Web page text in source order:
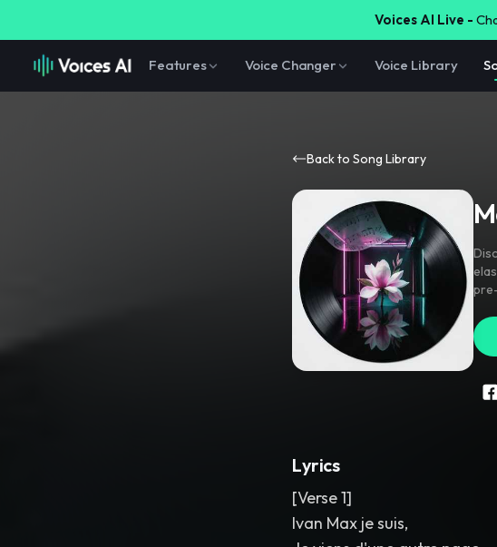
Voices AI Live -
Features Voice Changer Voice Library
Back to Song Library
Lyrics
[Verse 1]
Ivan Max je suis,